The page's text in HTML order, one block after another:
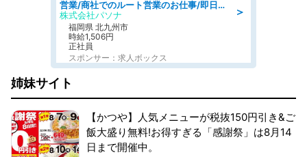
＞
営業/商社でのルート営業のお仕事/即日勤務可/車通勤可/営業
株式会社パソナ
福岡県 北九州市
時給1,506円
正社員
スポンサー：求人ボックス
姉妹サイト
【かつや】人気メニューが税抜150円引き&ご
飯大盛り無料!お得すぎる「感謝祭」は8月14
日まで開催中。